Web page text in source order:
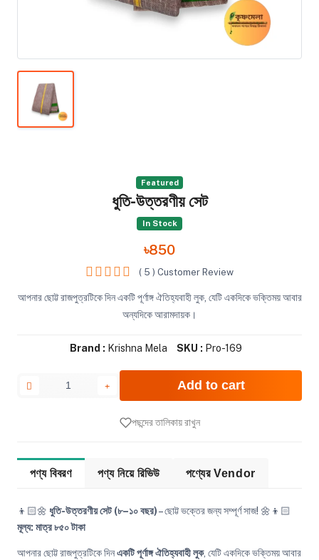
Featured
ধুতি-উত্তরণীয় সেট
In Stock
৳850
( 5 ) Customer Review
আপনার ছোট্ট রাজপুত্রটিকে দিন একটি পূর্ণাঙ্গ ঐতিহ্যবাহী লুক, যেটি একদিকে ভক্তিময় আবার
অন্যদিকে আরামদায়ক।
Brand : Krishna Mela SKU : Pro-169
Add to cart
পছন্দের তালিকায় রাখুন
পণ্য বিবরণ পণ্য নিয়ে রিভিউ পণ্যের Vendor
👦🏻🌼 ধুতি-উত্তরণীয় সেট (৮–১০ বছর)– ছোট্ট ভক্তের জন্য সম্পূর্ণ সাজ! 🌼👦🏻
মূল্য: মাত্র ৮৫০ টাকা
আপনার ছোট্ট রাজপুত্রটিকে দিনএকটি পূর্ণাঙ্গ ঐতিহ্যবাহী লুক, যেটি একদিকে ভক্তিময় আবার